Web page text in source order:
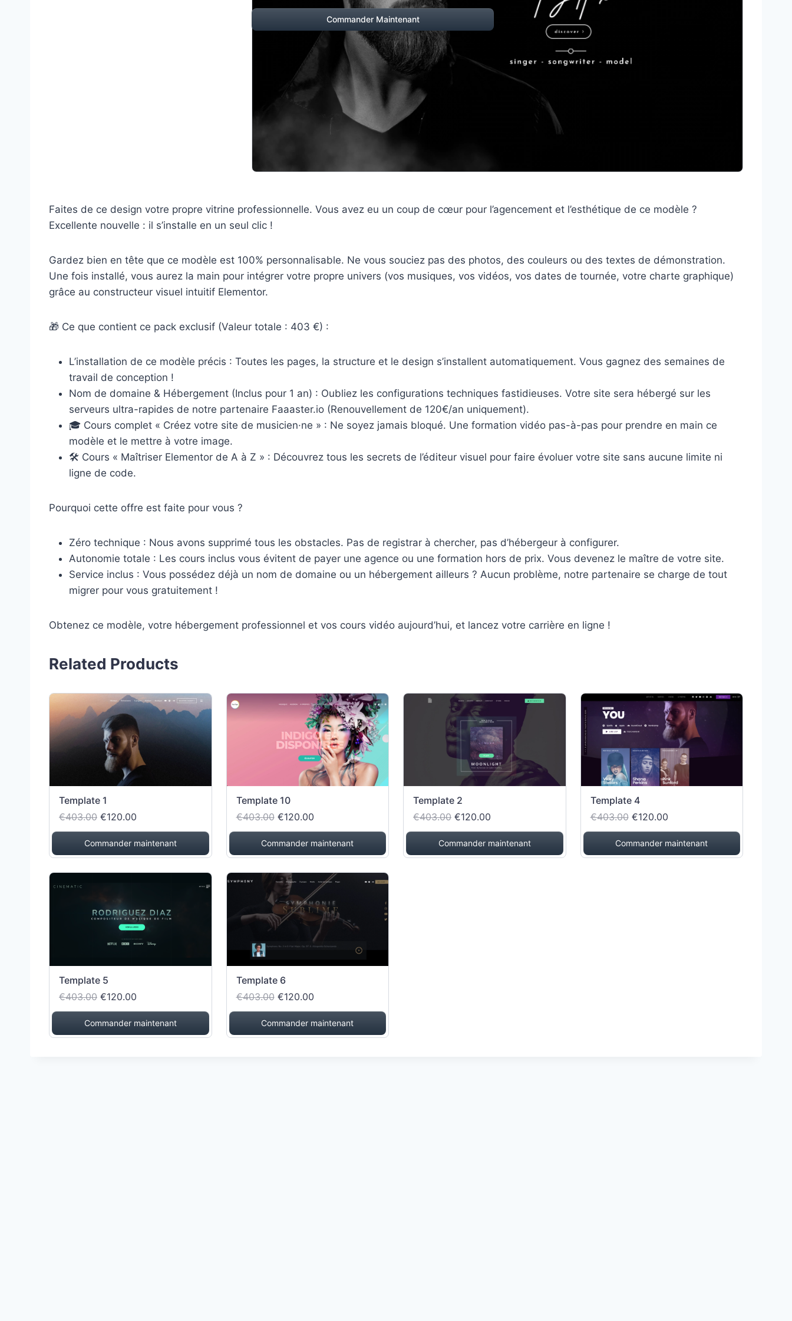
Commander Maintenant
Faites de ce design votre propre vitrine professionnelle. Vous avez eu un coup de cœur pour l’agencement et l’esthétique de ce modèle ?
Excellente nouvelle : il s’installe en un seul clic !
Gardez bien en tête que ce modèle est 100% personnalisable. Ne vous souciez pas des photos, des couleurs ou des textes de démonstration.
Une fois installé, vous aurez la main pour intégrer votre propre univers (vos musiques, vos vidéos, vos dates de tournée, votre charte graphique)
grâce au constructeur visuel intuitif Elementor.
🎁 Ce que contient ce pack exclusif (Valeur totale : 403 €) :
L’installation de ce modèle précis : Toutes les pages, la structure et le design s’installent automatiquement. Vous gagnez des semaines de
travail de conception !
Nom de domaine & Hébergement (Inclus pour 1 an) : Oubliez les configurations techniques fastidieuses. Votre site sera hébergé sur les
serveurs ultra-rapides de notre partenaire Faaaster.io (Renouvellement de 120€/an uniquement).
🎓 Cours complet « Créez votre site de musicien·ne » : Ne soyez jamais bloqué. Une formation vidéo pas-à-pas pour prendre en main ce
modèle et le mettre à votre image.
🛠️ Cours « Maîtriser Elementor de A à Z » : Découvrez tous les secrets de l’éditeur visuel pour faire évoluer votre site sans aucune limite ni
ligne de code.
Pourquoi cette offre est faite pour vous ?
Zéro technique : Nous avons supprimé tous les obstacles. Pas de registrar à chercher, pas d’hébergeur à configurer.
Autonomie totale : Les cours inclus vous évitent de payer une agence ou une formation hors de prix. Vous devenez le maître de votre site.
Service inclus : Vous possédez déjà un nom de domaine ou un hébergement ailleurs ? Aucun problème, notre partenaire se charge de tout
migrer pour vous gratuitement !
Obtenez ce modèle, votre hébergement professionnel et vos cours vidéo aujourd’hui, et lancez votre carrière en ligne !
Related Products
Template 1
€403.00 €120.00
Commander maintenant
Template 10
€403.00 €120.00
Commander maintenant
Template 2
€403.00 €120.00
Commander maintenant
Template 4
€403.00 €120.00
Commander maintenant
Template 5
€403.00 €120.00
Commander maintenant
Template 6
€403.00 €120.00
Commander maintenant